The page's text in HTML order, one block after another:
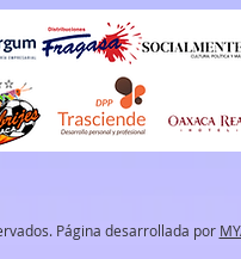
Página desarrollada por